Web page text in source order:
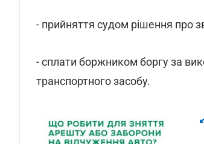
- прийняття судом рішення про
- сплати боржником боргу за
транспортного засобу.